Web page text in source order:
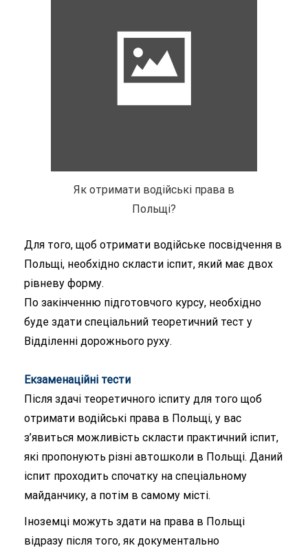
Як отримати водійські права в
Польщі?
Для того, щоб отримати водійське посвідчення в
Польщі, необхідно скласти іспит, який має двох
рівневу форму.
По закінченню підготовчого курсу, необхідно
буде здати спеціальний теоретичний тест у
Відділенні дорожнього руху.
Екзаменаційні тести
Після здачі теоретичного іспиту для того щоб
отримати водійські права в Польщі, у вас
з’явиться можливість скласти практичний іспит,
які пропонують різні автошколи в Польщі. Даний
іспит проходить спочатку на спеціальному
майданчику, а потім в самому місті.
Іноземці можуть здати на права в Польщі
відразу після того, як документально